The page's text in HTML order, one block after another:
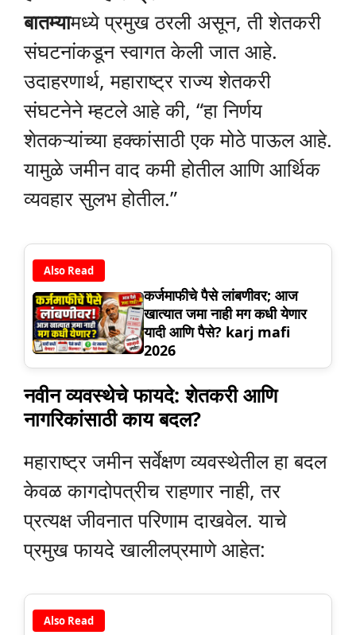
बातम्यामध्ये प्रमुख ठरली असून, ती शेतकरी
संघटनांकडून स्वागत केली जात आहे.
उदाहरणार्थ, महाराष्ट्र राज्य शेतकरी
संघटनेने म्हटले आहे की, “हा निर्णय
शेतकऱ्यांच्या हक्कांसाठी एक मोठे पाऊल आहे.
यामुळे जमीन वाद कमी होतील आणि आर्थिक
व्यवहार सुलभ होतील.”
Also Read
कर्जमाफीचे पैसे लांबणीवर; आज
खात्यात जमा नाही मग कधी येणार
यादी आणि पैसे? karj mafi
2026
नवीन व्यवस्थेचे फायदे: शेतकरी आणि
नागरिकांसाठी काय बदल?
महाराष्ट्र जमीन सर्वेक्षण व्यवस्थेतील हा बदल
केवळ कागदोपत्रीच राहणार नाही, तर
प्रत्यक्ष जीवनात परिणाम दाखवेल. याचे
प्रमुख फायदे खालीलप्रमाणे आहेत:
Also Read